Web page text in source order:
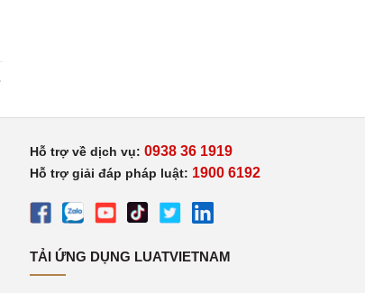
Hỗ trợ về dịch vụ: 0938 36 1919
Hỗ trợ giải đáp pháp luật: 1900 6192
TẢI ỨNG DỤNG LUATVIETNAM